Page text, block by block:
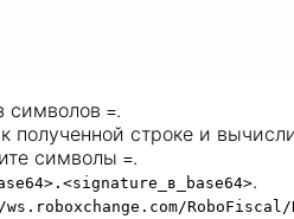
символов =.
полученной строке и
символы =.
.